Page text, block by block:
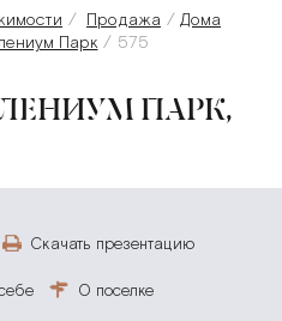
Продажа
Дома
Парк 575
ПАРК,
Скачать презентацию
О поселке